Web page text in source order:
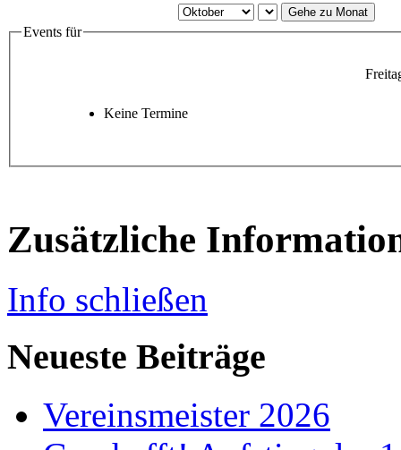
Gehe zu Monat
Events für
Keine Termine
Zusätzliche
Info schließen
Neueste Beiträge
Vereinsmeister 2026